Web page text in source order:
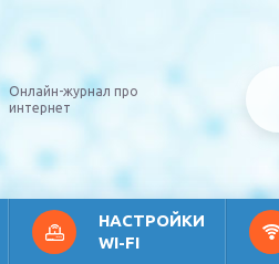
Онлайн-журнал про
интернет
НАСТРОЙКИ
WI-FI